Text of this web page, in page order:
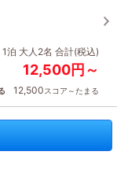
1泊 大人2名 合計(税込)
12,500円～
12,500スコア～たまる